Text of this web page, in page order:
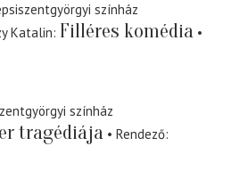
színház
Katalin Filléres komédia
színház
tragédiája
Rendező